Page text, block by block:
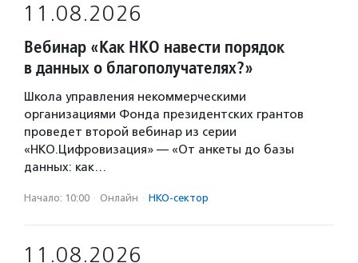
11.08.2026
Вебинар «Как НКО навести порядок
в данных о благополучателях?»
Школа управления некоммерческими
организациями Фонда президентских грантов
проведет второй вебинар из серии
«НКО.Цифровизация» — «От анкеты до базы
данных: как…
Начало: 10:00 · Онлайн · НКО-сектор
11.08.2026